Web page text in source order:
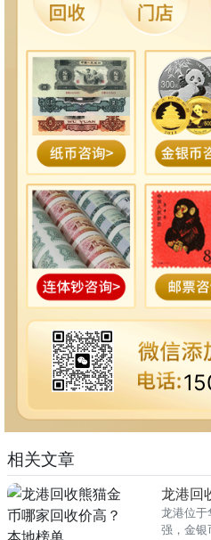
相关文章
龙港位于
强，金银